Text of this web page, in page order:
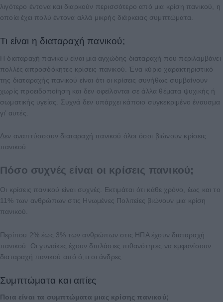
λιγότερο έντονα και διαρκούν περισσότερο από μια κρίση πανικού, η
οποία έχει πολύ έντονα αλλά μικρής διάρκειας συμπτώματα.
Τι είναι η διαταραχή πανικού;
Η διαταραχή πανικού είναι μια αγχώδης διαταραχή που περιλαμβάνει
πολλές απροσδόκητες κρίσεις πανικού. Ένα κύριο χαρακτηριστικό
της διαταραχής πανικού είναι ότι οι κρίσεις συνήθως συμβαίνουν
χωρίς προειδοποίηση και δεν οφείλονται σε άλλα θέματα ψυχικής ή
σωματικής υγείας. Συχνά δεν υπάρχει κάποιο συγκεκριμένο έναυσμα
γι’ αυτές.
Δεν αναπτύσσουν διαταραχή πανικού όλοι όσοι βιώνουν κρίσεις
πανικού.
Πόσο συχνές είναι οι κρίσεις πανικού;
Οι κρίσεις πανικού είναι συχνές. Εκτιμάται ότι κάθε χρόνο, έως και το
11% των ανθρώπων στις Ηνωμένες Πολιτείες βιώνουν μια κρίση
πανικού.
Περίπου 2% έως 3% των ανθρώπων στις ΗΠΑ έχουν διαταραχή
πανικού. Οι γυναίκες έχουν διπλάσιες πιθανότητες να εμφανίσουν
διαταραχή πανικού από ό,τι οι άνδρες.
Συμπτώματα και αιτίες
Ποια είναι τα συμπτώματα μιας κρίσης πανικού;